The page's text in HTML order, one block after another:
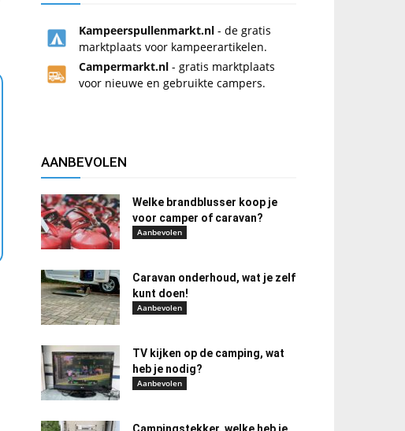
Kampeerspullenmarkt.nl - de gratis
marktplaats voor kampeerartikelen.
Campermarkt.nl - gratis marktplaats
voor nieuwe en gebruikte campers.
AANBEVOLEN
Welke brandblusser koop je
voor camper of caravan?
Aanbevolen
Caravan onderhoud, wat je zelf
kunt doen!
Aanbevolen
TV kijken op de camping, wat
heb je nodig?
Aanbevolen